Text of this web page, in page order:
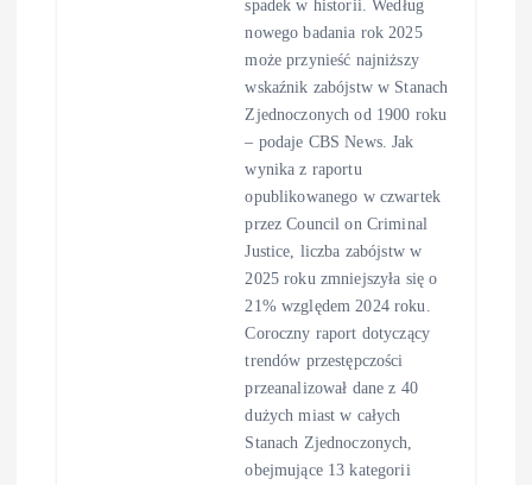
spadek w historii. Według
nowego badania rok 2025
może przynieść najniższy
wskaźnik zabójstw w Stanach
Zjednoczonych od 1900 roku
– podaje CBS News. Jak
wynika z raportu
opublikowanego w czwartek
przez Council on Criminal
Justice, liczba zabójstw w
2025 roku zmniejszyła się o
21% względem 2024 roku.
Coroczny raport dotyczący
trendów przestępczości
przeanalizował dane z 40
dużych miast w całych
Stanach Zjednoczonych,
obejmujące 13 kategorii